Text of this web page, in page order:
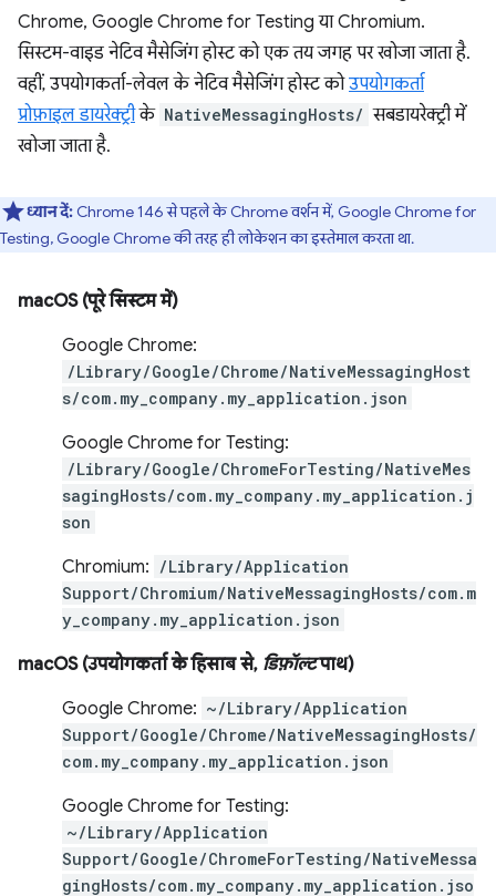
Chrome, Google Chrome for Testing या Chromium.
सिस्टम-वाइड नेटिव मैसेजिंग होस्ट को एक तय जगह पर खोजा जाता है.
वहीं, उपयोगकर्ता-लेवल के नेटिव मैसेजिंग होस्ट कोउपयोगकर्ता
प्रोफ़ाइल डायरेक्ट्रीके NativeMessagingHosts/ सबडायरेक्ट्री में
खोजा जाता है.
ध्यान दें: Chrome 146 से पहले के Chrome वर्शन में, Google Chrome for
Testing, Google Chrome की तरह ही लोकेशन का इस्तेमाल करता था.
macOS (पूरे सिस्टम में)
Google Chrome:
/Library/Google/Chrome/NativeMessagingHost
s/com.my_company.my_application.json
Google Chrome for Testing:
/Library/Google/ChromeForTesting/NativeMes
sagingHosts/com.my_company.my_application.j
son
Chromium: /Library/Application
Support/Chromium/NativeMessagingHosts/com.m
y_company.my_application.json
macOS (उपयोगकर्ता के हिसाब से, डिफ़ॉल्टपाथ)
Google Chrome: ~/Library/Application
Support/Google/Chrome/NativeMessagingHosts/
com.my_company.my_application.json
Google Chrome for Testing:
~/Library/Application
Support/Google/ChromeForTesting/NativeMessa
gingHosts/com.my_company.my_application.jso